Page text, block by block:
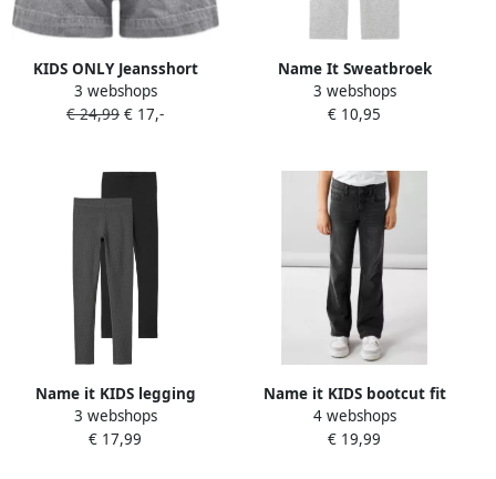
KIDS ONLY Jeansshort
KOGCOMET WIDE SHORTS
DNM MAT624 NOOS
3 webshops
€ 24,99 € 17,-
Name It Sweatbroek
NKFMILLE voor meisjes met
rechte pijpen en elastische
3 webshops
€ 10,95
Name it KIDS legging
NKFVIVIAN set van 2
donkergrijs melange zwart
3 webshops
€ 17,99
Name it KIDS bootcut fit
jeans NKFPOLLY black
denim Grijs Meisjes
4 webshops
€ 19,99